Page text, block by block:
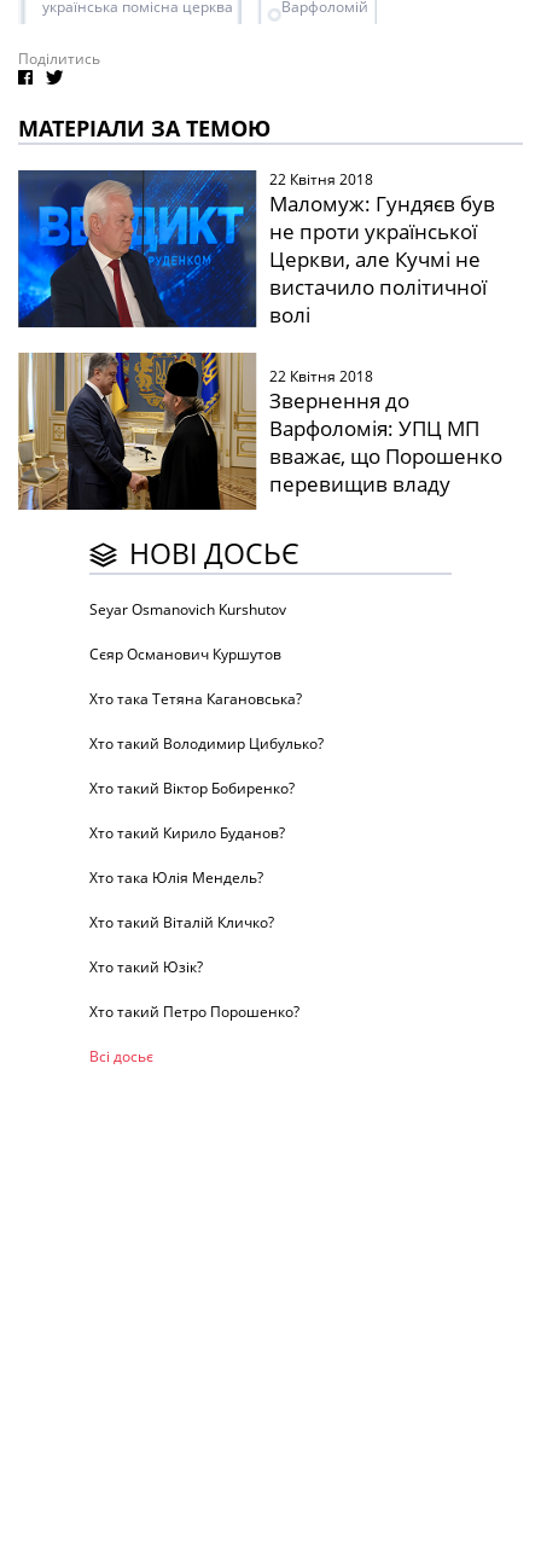
українська помісна церква Варфоломій
Поділитись
МАТЕРІАЛИ ЗА ТЕМОЮ
22 Квітня 2018
Маломуж: Гундяєв був
не проти української
Церкви, але Кучмі не
вистачило політичної
волі
22 Квітня 2018
Звернення до
Варфоломія: УПЦ МП
вважає, що Порошенко
перевищив владу
НОВІ ДОСЬЄ
Seyar Osmanovich Kurshutov
Сєяр Османович Куршутов
Хто така Тетяна Кагановська?
Хто такий Володимир Цибулько?
Хто такий Віктор Бобиренко?
Хто такий Кирило Буданов?
Хто така Юлія Мендель?
Хто такий Віталій Кличко?
Хто такий Юзік?
Хто такий Петро Порошенко?
Всі досьє